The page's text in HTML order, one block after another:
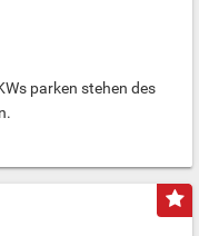
parken stehen des